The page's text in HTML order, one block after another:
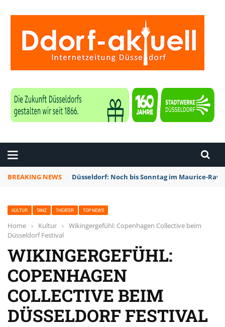
BREAKING NEWS Düsseldorf: Noch bis Sonntag im Maurice-
KULTUR TANZ THEATER TOP NEWS
Home › Kultur › Wikingergefühl: Copenhagen Collective beim
Düsseldorf Festival
WIKINGERGEFÜHL:
COPENHAGEN
COLLECTIVE BEIM
DÜSSELDORF FESTIVAL